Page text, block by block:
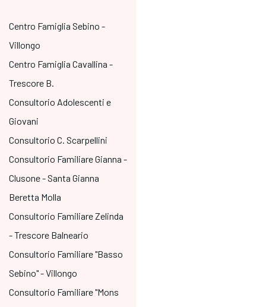
Centro Famiglia Sebino -
Villongo
Centro Famiglia Cavallina -
Trescore B.
Consultorio Adolescenti e
Giovani
Consultorio C. Scarpellini
Consultorio Familiare Gianna -
Clusone - Santa Gianna
Beretta Molla
Consultorio Familiare Zelinda
- Trescore Balneario
Consultorio Familiare "Basso
Sebino" - Villongo
Consultorio Familiare "Mons